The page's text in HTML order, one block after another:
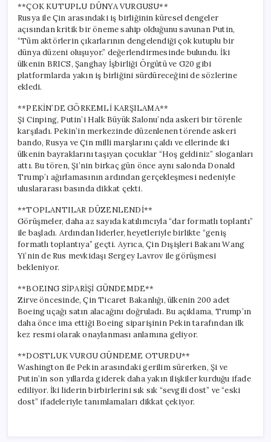
**ÇOK KUTUPLU DÜNYA VURGUSU**
Rusya ile Çin arasındaki iş birliğinin küresel dengeler
açısından kritik bir öneme sahip olduğunu savunan Putin,
“Tüm aktörlerin çıkarlarının dengelendiği çok kutuplu bir
dünya düzeni oluşuyor.” değerlendirmesinde bulundu. İki
ülkenin BRICS, Şanghay İşbirliği Örgütü ve G20 gibi
platformlarda yakın iş birliğini sürdüreceğini de sözlerine
ekledi.
**PEKİN’DE GÖRKEMLİ KARŞILAMA**
Şi Cinping, Putin’i Halk Büyük Salonu’nda askeri bir törenle
karşıladı. Pekin’in merkezinde düzenlenen törende askeri
bando, Rusya ve Çin milli marşlarını çaldı ve ellerinde iki
ülkenin bayraklarını taşıyan çocuklar “Hoş geldiniz” sloganları
attı. Bu tören, Şi’nin birkaç gün önce aynı salonda Donald
Trump’ı ağırlamasının ardından gerçekleşmesi nedeniyle
uluslararası basında dikkat çekti.
**TOPLANTILAR DÜZENLENDİ**
Görüşmeler, daha az sayıda katılımcıyla “dar formatlı toplantı”
ile başladı. Ardından liderler, heyetleriyle birlikte “geniş
formatlı toplantıya” geçti. Ayrıca, Çin Dışişleri Bakanı Wang
Yi’nin de Rus mevkidaşı Sergey Lavrov ile görüşmesi
bekleniyor.
**BOEING SİPARİŞİ GÜNDEMDE**
Zirve öncesinde, Çin Ticaret Bakanlığı, ülkenin 200 adet
Boeing uçağı satın alacağını doğruladı. Bu açıklama, Trump’ın
daha önce ima ettiği Boeing siparişinin Pekin tarafından ilk
kez resmi olarak onaylanması anlamına geliyor.
**DOSTLUK VURGU GÜNDEME OTURDU**
Washington ile Pekin arasındaki gerilim sürerken, Şi ve
Putin’in son yıllarda giderek daha yakın ilişkiler kurduğu ifade
ediliyor. İki liderin birbirlerini sık sık “sevgili dost” ve “eski
dost” ifadeleriyle tanımlamaları dikkat çekiyor.